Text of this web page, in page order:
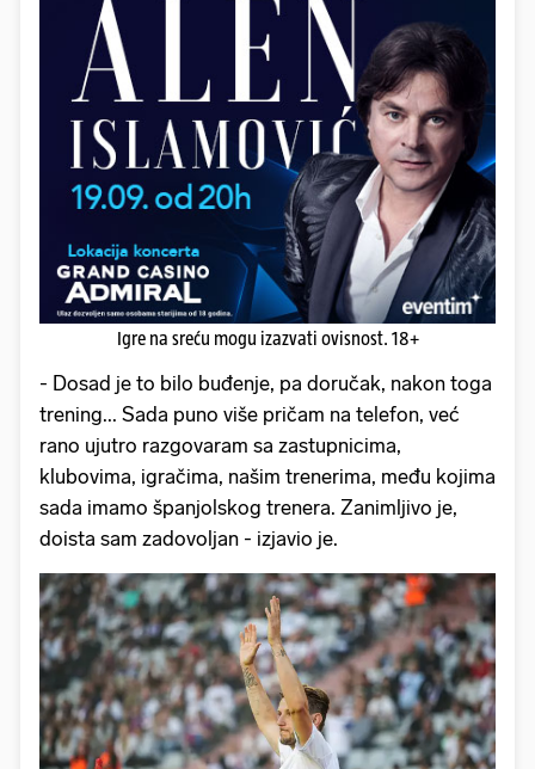
Igre na sreću mogu izazvati ovisnost. 18+
- Dosad je to bilo buđenje, pa doručak, nakon toga
trening... Sada puno više pričam na telefon, već
rano ujutro razgovaram sa zastupnicima,
klubovima, igračima, našim trenerima, među kojima
sada imamo španjolskog trenera. Zanimljivo je,
doista sam zadovoljan - izjavio je.